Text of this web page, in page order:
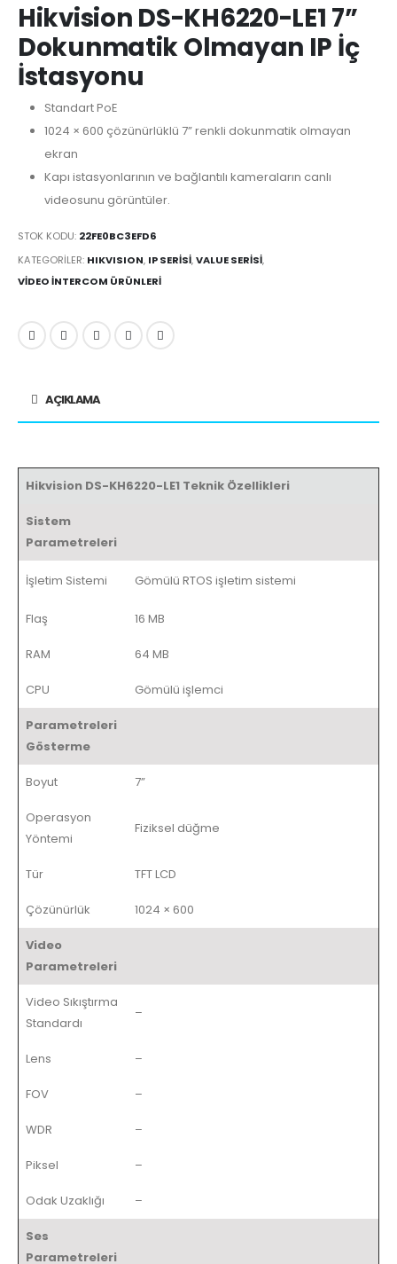
Hikvision DS-KH6220-LE1 7”
Dokunmatik Olmayan IP İç
İstasyonu
Standart PoE
1024 × 600 çözünürlüklü 7” renkli dokunmatik olmayan
ekran
Kapı istasyonlarının ve bağlantılı kameraların canlı
videosunu görüntüler.
STOK KODU: 22FE0BC3EFD6
KATEGORILER: HIKVISION, IP SERISI,VALUE SERISI,
VIDEO İNTERCOM ÜRÜNLERI
AÇIKLAMA
Hikvision DS-KH6220-LE1 Teknik Özellikleri
Sistem
Parametreleri
İşletim Sistemi Gömülü RTOS işletim sistemi
Flaş 16 MB
RAM 64 MB
CPU Gömülü işlemci
Parametreleri
Gösterme
Boyut 7”
Operasyon
Yöntemi
Fiziksel düğme
Tür TFT LCD
Çözünürlük 1024 × 600
Video
Parametreleri
Video Sıkıştırma
Standardı
–
Lens –
FOV –
WDR –
Piksel –
Odak Uzaklığı –
Ses
Parametreleri